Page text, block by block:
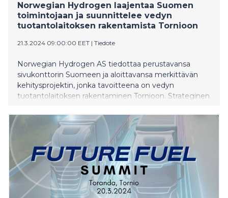
Norwegian Hydrogen laajentaa Suomen
toimintojaan ja suunnittelee vedyn
tuotantolaitoksen rakentamista Tornioon
21.3.2024 09:00:00 EET | Tiedote
Norwegian Hydrogen AS tiedottaa perustavansa
sivukonttorin Suomeen ja aloittavansa merkittävän
kehitysprojektin, jonka tavoitteena on vedyn
tuotantolaitoksen rakentaminen Tornioon. Strateginen
energiavaihtoehdon pohjoiselle teollisuudelle ja tarjoaa
mahdollisuuksia paikallisille toimijoille.